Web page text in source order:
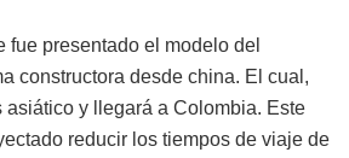
fue presentado el modelo del
constructora desde china. El cual,
y llegará a Colombia. Este
reducir los tiempos de viaje de